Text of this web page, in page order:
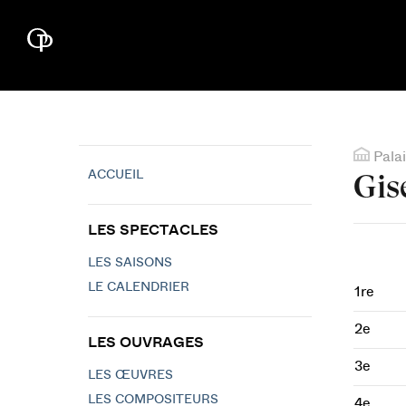
1re
2e
3e
ACCUEIL
LES SPECTACLES
LES SAISONS
LE CALENDRIER
LES OUVRAGES
LES ŒUVRES
LES COMPOSITEURS